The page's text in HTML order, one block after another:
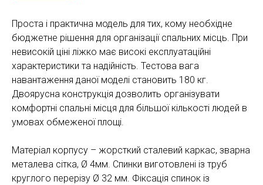
Проста і практична модель для тих, кому необхідне
бюджетне рішення для організації спальних місць. При
невисокій ціні ліжко має високі експлуатаційні
характеристики та надійність. Тестова вага
навантаження даної моделі становить 180 кг.
Двоярусна конструкція дозволить організувати
комфортні спальні місця для більшої кількості людей в
умовах обмеженої площі.
Матеріал корпусу – жорсткий сталевий каркас, зварна
металева сітка, Ø 4мм. Спинки виготовлені із труб
круглого перерізу Ø 32 мм. Фіксація спинок із